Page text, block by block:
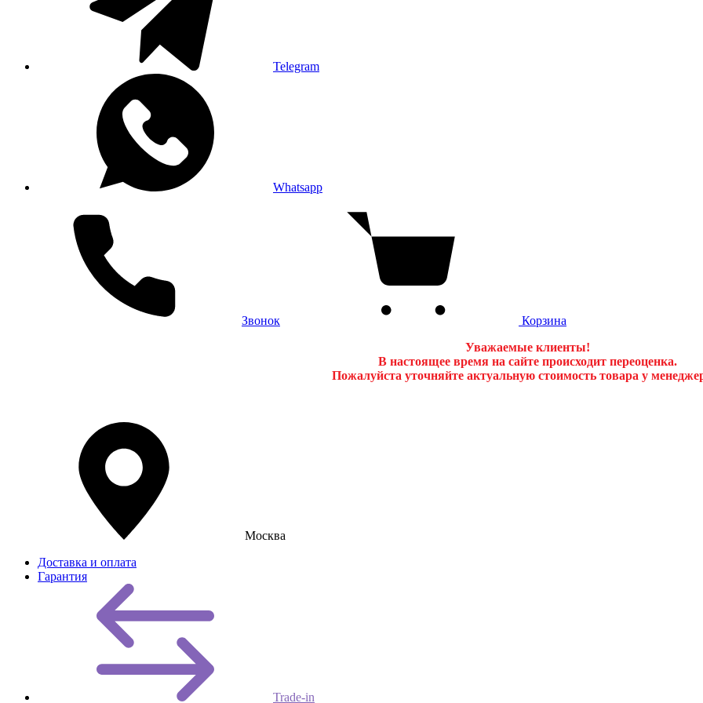
Telegram
Whatsapp
Звонок
Корзина
Уважаемые клиенты!
В настоящее время на сайте происходит переоценка.
Пожалуйста уточняйте актуальную стоимость товара у
Москва
Доставка и оплата
Гарантия
Trade-in